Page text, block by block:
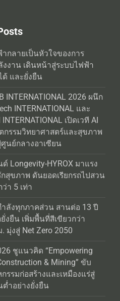
กลายเป็นหัวใจของการ
งงาน เดินหน้าสู่ระบบไฟฟ้า
ด้ และยั่งยืน
INTERNATIONAL 2026 ผนึก
INTERNATIONAL และ
เปิดเวที AI
กรรมวิทยาศาสตร์และสุขภาพ
นย์กลางอาเซียน
ด์ Longevity-HYROX มาแรง
สุขภาพ ดันยอดเรียกรถไปสวน
า 5 เท่า
ลังทุกภาคส่วน สานต่อ 13 ปี
งยืน เพิ่มพื้นที่สีเขียวกว่า
มุ่งสู่ Net Zero 2050
ชูแนวคิด “Empowering
& Mining” ขับ
รรมก่อสร้างและเหมืองแร่สู่
ำอย่างยั่งยืน